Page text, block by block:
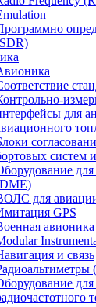
для
систем
для
для
GPS
авионика
и связь
для